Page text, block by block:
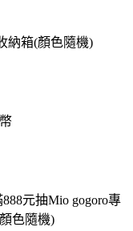
納箱(顏色隨機)
元抽Mio gogoro專
色隨機)